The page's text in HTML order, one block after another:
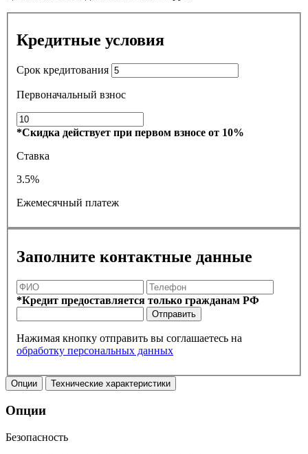
Кредитные условия
Срок кредитования
Первоначальный взнос
*Скидка действует при первом взносе от 10%
Ставка
3.5%
Ежемесячный платеж
Заполните контактные данные
*Кредит предоставляется только гражданам РФ
Отправить
Нажимая кнопку отправить вы соглашаетесь на
обработку персональных данных
Опции Технические характеристики
Опции
Безопасность